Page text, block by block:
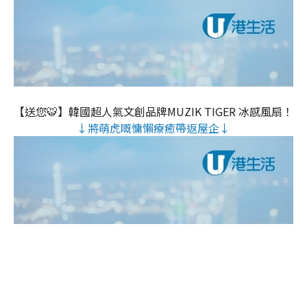
【送您🐯】韓國超人氣文創品牌MUZIK TIGER 冰感風扇！
↓將萌虎嘅慵懶療癒帶返屋企↓